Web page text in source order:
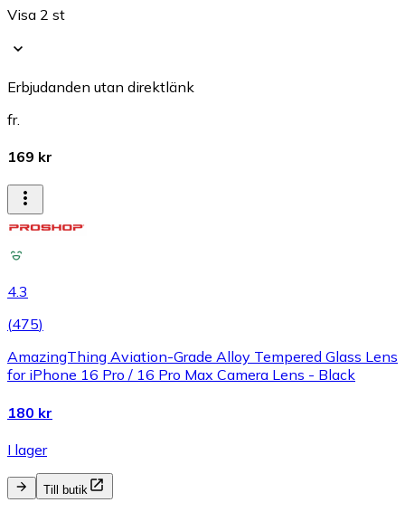
Visa 2 st
Erbjudanden utan direktlänk
fr.
169 kr
4.3
(475)
AmazingThing Aviation-Grade Alloy Tempered Glass Lens
for iPhone 16 Pro / 16 Pro Max Camera Lens - Black
180 kr
I lager
Till butik